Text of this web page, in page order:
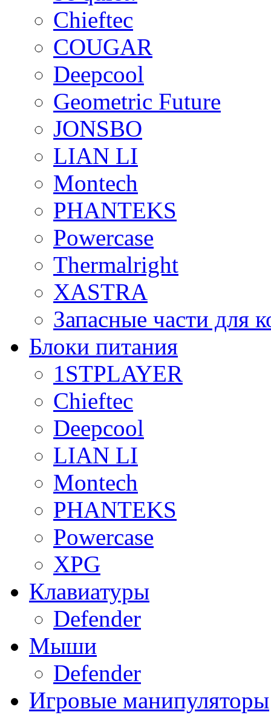
Chieftec
COUGAR
Deepcool
Geometric Future
JONSBO
LIAN LI
Montech
PHANTEKS
Powercase
Thermalright
XASTRA
Запасные части для
Блоки питания
1STPLAYER
Chieftec
Deepcool
LIAN LI
Montech
PHANTEKS
Powercase
XPG
Клавиатуры
Defender
Мыши
Defender
Игровые манипуляторы